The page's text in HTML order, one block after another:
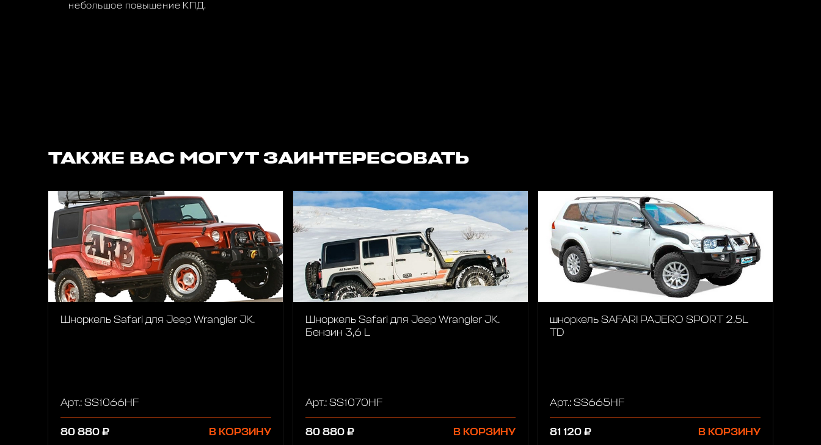
небольшое повышение КПД.
ТАКЖЕ ВАС МОГУТ ЗАИНТЕРЕСОВАТЬ
Шноркель Safari для Jeep Wrangler JK.
Арт.: SS1066HF
80 880 ₽ В КОРЗИНУ
Шноркель Safari для Jeep Wrangler JK.
Бензин 3,6 L
Арт.: SS1070HF
80 880 ₽ В КОРЗИНУ
шноркель SAFARI PAJERO SPORT 2.5L
TD
Арт.: SS665HF
81 120 ₽ В КОРЗИНУ